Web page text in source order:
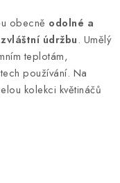
obecně odolné a
údržbu. Umělý
teplotám,
používání. Na
kolekci květináčů